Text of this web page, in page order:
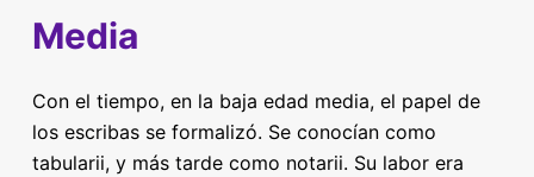
Media
Con el tiempo, en la baja edad media, el papel de
los escribas se formalizó. Se conocían como
tabularii, y más tarde como notarii. Su labor era